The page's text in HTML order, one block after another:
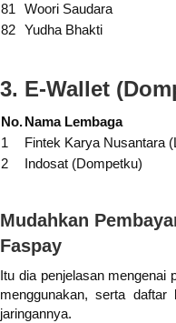
81
Woori Saudara
82 Yudha Bhakti
3. E-Wallet
No.Nama Lembaga
1
Fintek Karya Nusantara
2
Indosat (Dompetku)
Mudahkan
Faspay
Itu dia penjelasan mengenai
menggunakan, serta
jaringannya.